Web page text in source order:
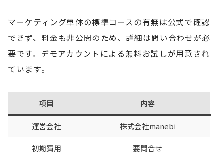
マーケティング単体の標準コースの有無は公式で確認
できず、料金も非公開のため、詳細は問い合わせが必
要です。デモアカウントによる無料お試しが用意され
ています。
項目 内容
運営会社 株式会社manebi
初期費用 要問合せ